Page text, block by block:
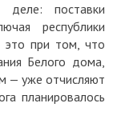
поставки
республики
при том, что
Белого дома,
— уже отчисляют
планировалось